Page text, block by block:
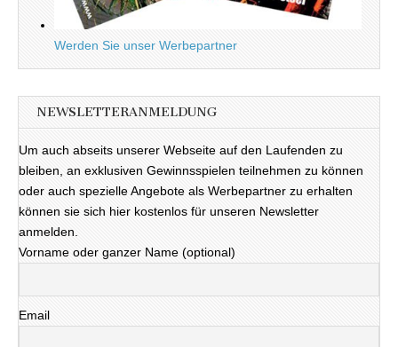
Werden Sie unser Werbepartner
NEWSLETTERANMELDUNG
Um auch abseits unserer Webseite auf den Laufenden zu
bleiben, an exklusiven Gewinnsspielen teilnehmen zu können
oder auch spezielle Angebote als Werbepartner zu erhalten
können sie sich hier kostenlos für unseren Newsletter
anmelden.
Vorname oder ganzer Name (optional)
Email